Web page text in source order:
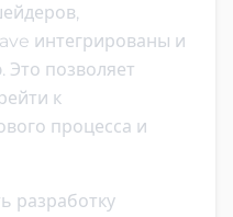
интегрированы и
Это позволяет
к
процесса и
разработку